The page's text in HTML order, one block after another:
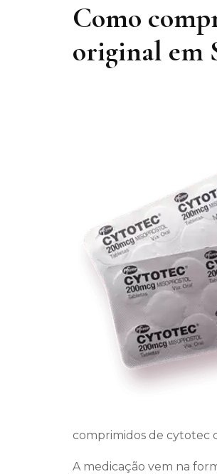
Como
original em
comprimidos de cytotec
A medicação vem na